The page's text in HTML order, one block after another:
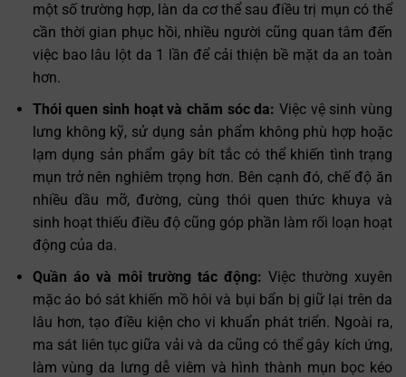
một số trường hợp, làn da cơ thể sau điều trị mụn có thể
cần thời gian phục hồi, nhiều người cũng quan tâm đến
việc bao lâu lột da 1 lần để cải thiện bề mặt da an toàn
hơn.
Thói quen sinh hoạt và chăm sóc da:Việc vệ sinh vùng
lưng không kỹ, sử dụng sản phẩm không phù hợp hoặc
lạm dụng sản phẩm gây bít tắc có thể khiến tình trạng
mụn trở nên nghiêm trọng hơn. Bên cạnh đó, chế độ ăn
nhiều dầu mỡ, đường, cùng thói quen thức khuya và
sinh hoạt thiếu điều độ cũng góp phần làm rối loạn hoạt
động của da.
Quần áo và môi trường tác động:Việc thường xuyên
mặc áo bó sát khiến mồ hôi và bụi bẩn bị giữ lại trên da
lâu hơn, tạo điều kiện cho vi khuẩn phát triển. Ngoài ra,
ma sát liên tục giữa vải và da cũng có thể gây kích ứng,
làm vùng da lưng dễ viêm và hình thành mụn bọc kéo